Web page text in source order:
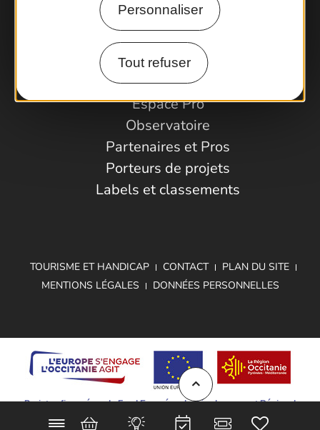
Personnaliser
Tout refuser
Comment venir ?
Espace Pro
Observatoire
Partenaires et Pros
Porteurs de projets
Labels et classements
TOURISME ET HANDICAP CONTACT
PLAN DU SITE
MENTIONS LÉGALES
DONNÉES PERSONNELLES
Projet cofinancé par le Fond Européen de Développement Régional